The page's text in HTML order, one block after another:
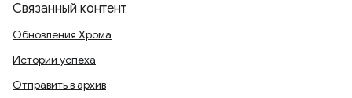
Связанный контент
Обновления Хрома
Истории успеха
Отправить в архив